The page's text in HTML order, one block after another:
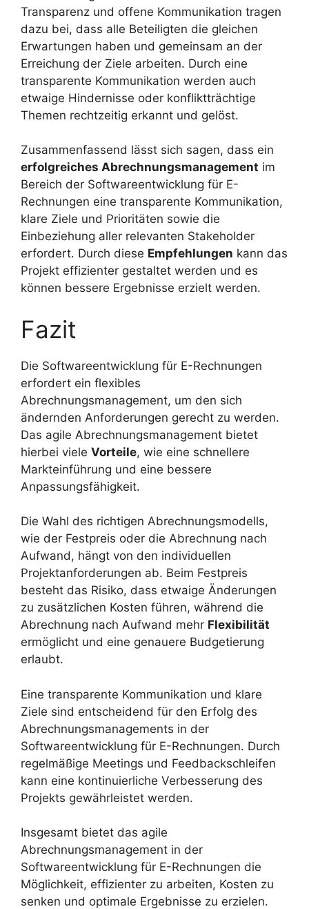
Transparenz und offene Kommunikation tragen
dazu bei, dass alle Beteiligten die gleichen
Erwartungen haben und gemeinsam an der
Erreichung der Ziele arbeiten. Durch eine
transparente Kommunikation werden auch
etwaige Hindernisse oder konfliktträchtige
Themen rechtzeitig erkannt und gelöst.
Zusammenfassend lässt sich sagen, dass ein
erfolgreiches Abrechnungsmanagement im
Bereich der Softwareentwicklung für E-
Rechnungen eine transparente Kommunikation,
klare Ziele und Prioritäten sowie die
Einbeziehung aller relevanten Stakeholder
erfordert. Durch diese Empfehlungen kann das
Projekt effizienter gestaltet werden und es
können bessere Ergebnisse erzielt werden.
Fazit
Die Softwareentwicklung für E-Rechnungen
erfordert ein flexibles
Abrechnungsmanagement, um den sich
ändernden Anforderungen gerecht zu werden.
Das agile Abrechnungsmanagement bietet
hierbei viele Vorteile, wie eine schnellere
Markteinführung und eine bessere
Anpassungsfähigkeit.
Die Wahl des richtigen Abrechnungsmodells,
wie der Festpreis oder die Abrechnung nach
Aufwand, hängt von den individuellen
Projektanforderungen ab. Beim Festpreis
besteht das Risiko, dass etwaige Änderungen
zu zusätzlichen Kosten führen, während die
Abrechnung nach Aufwand mehr Flexibilität
ermöglicht und eine genauere Budgetierung
erlaubt.
Eine transparente Kommunikation und klare
Ziele sind entscheidend für den Erfolg des
Abrechnungsmanagements in der
Softwareentwicklung für E-Rechnungen. Durch
regelmäßige Meetings und Feedbackschleifen
kann eine kontinuierliche Verbesserung des
Projekts gewährleistet werden.
Insgesamt bietet das agile
Abrechnungsmanagement in der
Softwareentwicklung für E-Rechnungen die
Möglichkeit, effizienter zu arbeiten, Kosten zu
senken und optimale Ergebnisse zu erzielen.